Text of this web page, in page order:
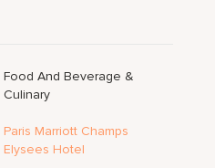
Food And Beverage &
Culinary
Paris Marriott Champs
Elysees Hotel